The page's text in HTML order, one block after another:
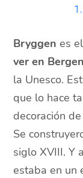
Bryggen es
ver en Bergen
la Unesco.
que lo hace
decoración
Se
siglo XVIII. Y
estaba en un